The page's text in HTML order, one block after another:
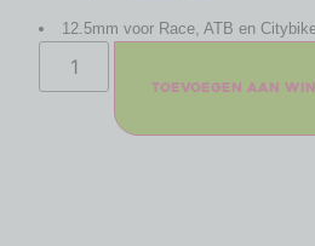
12.5mm voor Race, ATB en
Toevoegen aan